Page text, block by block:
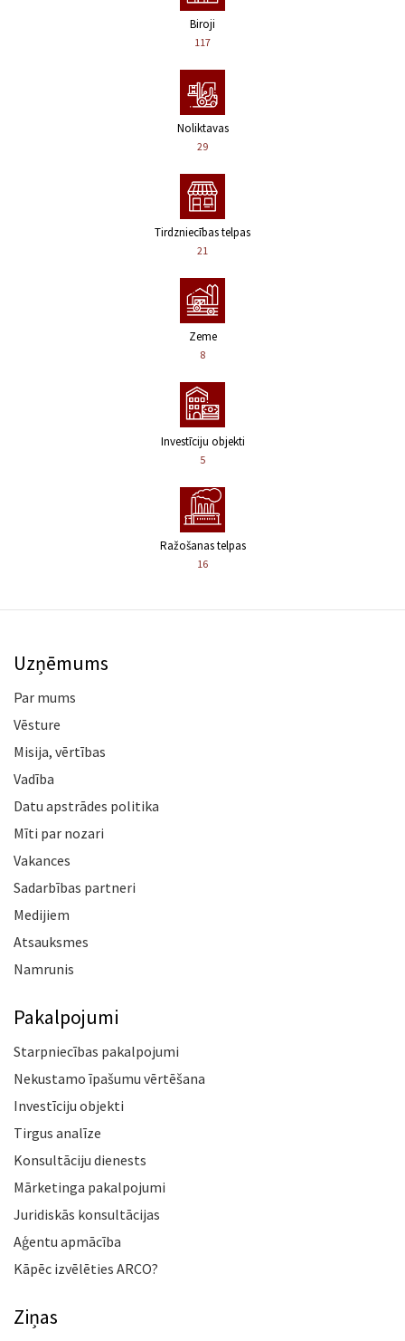
Biroji
117
Noliktavas
29
Tirdzniecības telpas
21
Zeme
8
Investīciju objekti
5
Ražošanas telpas
16
Uzņēmums
Par mums
Vēsture
Misija, vērtības
Vadība
Datu apstrādes politika
Mīti par nozari
Vakances
Sadarbības partneri
Medijiem
Atsauksmes
Namrunis
Pakalpojumi
Starpniecības pakalpojumi
Nekustamo īpašumu vērtēšana
Investīciju objekti
Tirgus analīze
Konsultāciju dienests
Mārketinga pakalpojumi
Juridiskās konsultācijas
Aģentu apmācība
Kāpēc izvēlēties ARCO?
Ziņas